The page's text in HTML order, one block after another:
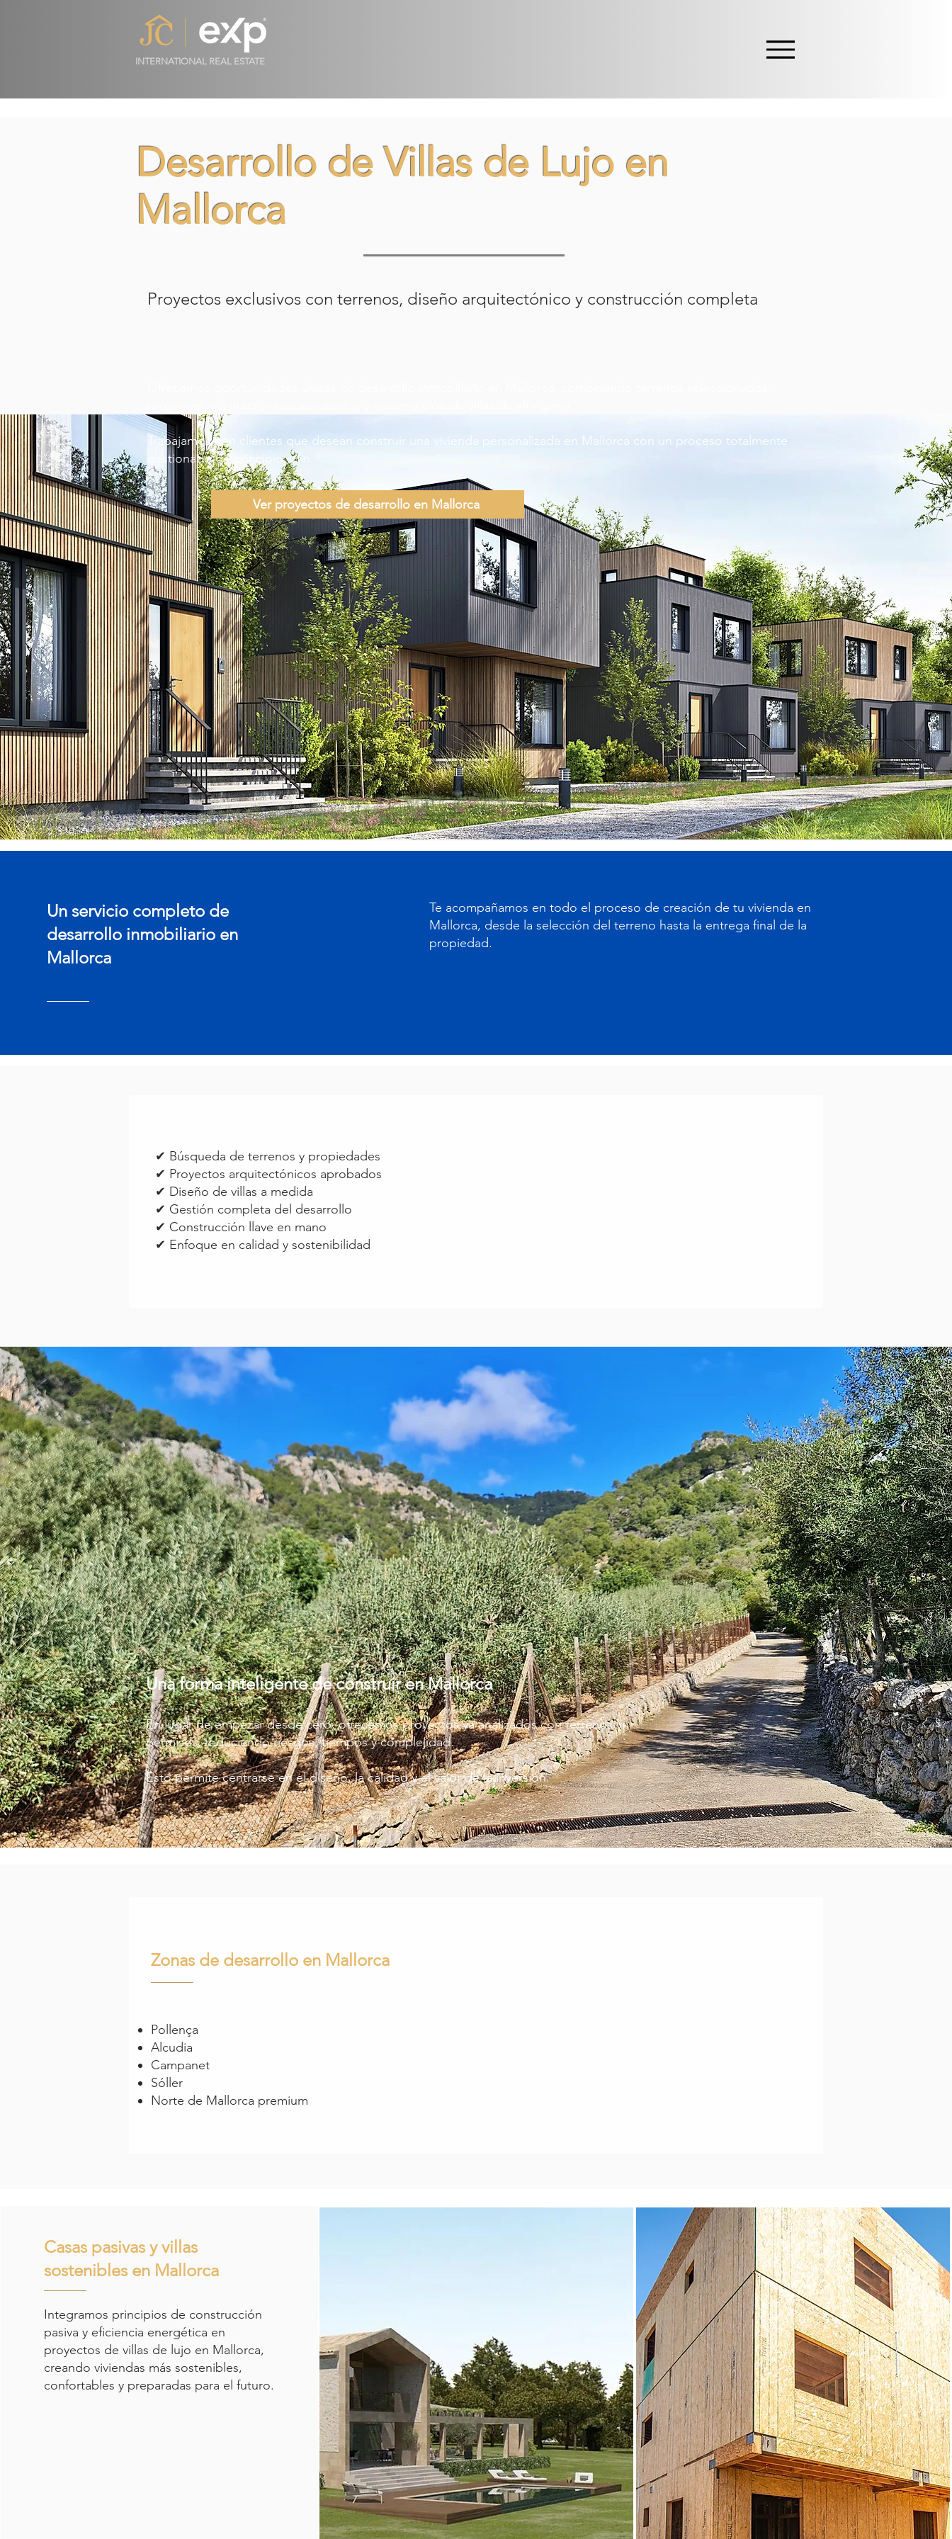
INTERNATIONAL REAL ESTATE
Desarrollo de Villas de Lujo en
Mallorca
Proyectos exclusivos con terrenos, diseño arquitectónico y construcción completa
Trabajamos con clientes que desean construir una vivienda personalizada en Mallorca con un proceso totalmente
gestionado de principio a fin.
Ver proyectos de desarrollo en Mallorca
Un servicio completo de
desarrollo inmobiliario en
Mallorca
Te acompañamos en todo el proceso de creación de tu vivienda en
Mallorca, desde la selección del terreno hasta la entrega final de la
propiedad.
✔ Búsqueda de terrenos y propiedades
✔ Proyectos arquitectónicos aprobados
✔ Diseño de villas a medida
✔ Gestión completa del desarrollo
✔ Construcción llave en mano
✔ Enfoque en calidad y sostenibilidad
Una forma inteligente de construir en Mallorca
En lugar de empezar desde cero, ofrecemos proyectos ya analizados con terrenos y
permisos, reduciendo riesgos, tiempos y complejidad.
Esto permite centrarse en el diseño, la calidad y el valor de la inversión.
Zonas de desarrollo en Mallorca
Pollença
Alcudia
Campanet
Sóller
Norte de Mallorca premium
Casas pasivas y villas
sostenibles en Mallorca
Integramos principios de construcción
pasiva y eficiencia energética en
proyectos de villas de lujo en Mallorca,
creando viviendas más sostenibles,
confortables y preparadas para el futuro.